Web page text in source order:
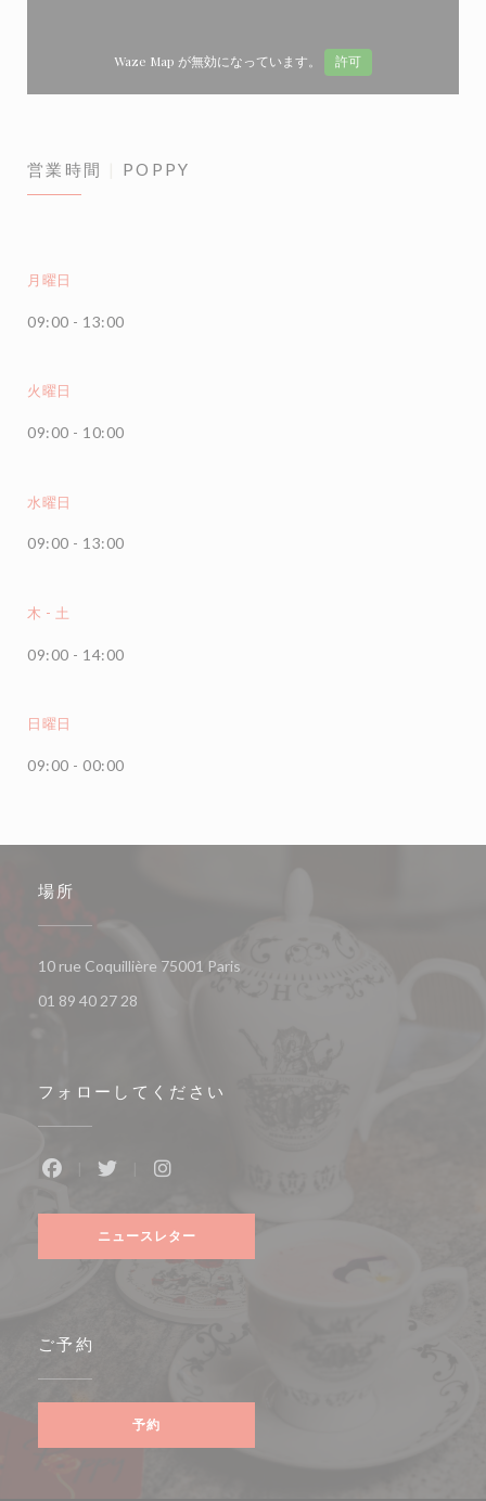
Waze Map が無効になっています。 許可
営業時間 POPPY
月曜日
09:00 - 13:00
火曜日
09:00 - 10:00
水曜日
09:00 - 13:00
木 - 土
09:00 - 14:00
日曜日
09:00 - 00:00
場所
10 rue Coquillière 75001 Paris
01 89 40 27 28
フォローしてください
ニュースレター
ご予約
予約